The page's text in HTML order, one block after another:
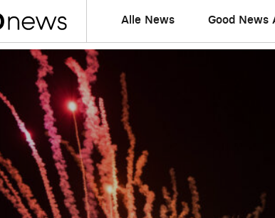
Alle News Good News